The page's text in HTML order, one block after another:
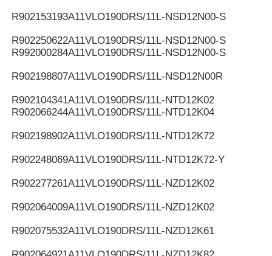
R902153193A11VLO190DRS/11L-NSD12N00-S
R902250622A11VLO190DRS/11L-NSD12N00-S
R992000284A11VLO190DRS/11L-NSD12N00-S
R902198807A11VLO190DRS/11L-NSD12N00R
R902104341A11VLO190DRS/11L-NTD12K02
R902066244A11VLO190DRS/11L-NTD12K04
R902198902A11VLO190DRS/11L-NTD12K72
R902248069A11VLO190DRS/11L-NTD12K72-Y
R902277261A11VLO190DRS/11L-NZD12K02
R902064009A11VLO190DRS/11L-NZD12K02
R902075532A11VLO190DRS/11L-NZD12K61